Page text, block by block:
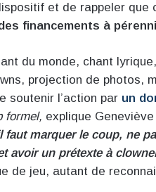
et de rappeler que
financements à
du monde, chant
projection de photos,
soutenir l’action par un
formel, explique
marquer le coup, ne
avoir un prétexte à
de jeu, autant de